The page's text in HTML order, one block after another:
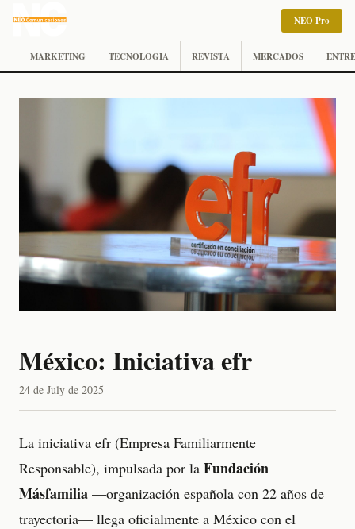
NEO Pro
MARKETING TECNOLOGIA REVISTA MERCADOS
México: Iniciativa efr
24 de July de 2025
La iniciativa efr (Empresa Familiarmente
Responsable), impulsada por la Fundación
Másfamilia —organización española con 22 años de
trayectoria— llega oficialmente a México con el